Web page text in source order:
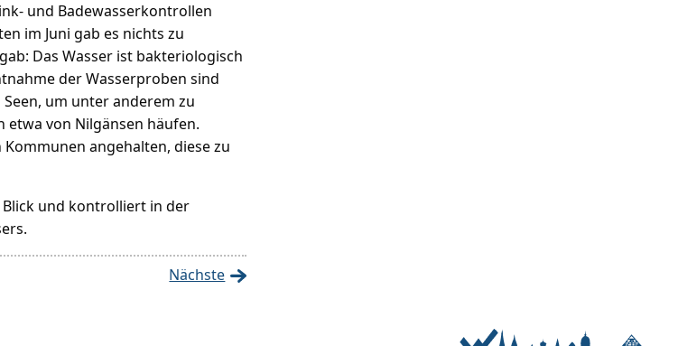
und Badewasserkontrollen
im Juni gab es nichts zu
Das Wasser ist bakteriologisch
der Wasserproben sind
um unter anderem zu
etwa von Nilgänsen häufen.
angehalten, diese zu
Blick und kontrolliert in der
Nächste